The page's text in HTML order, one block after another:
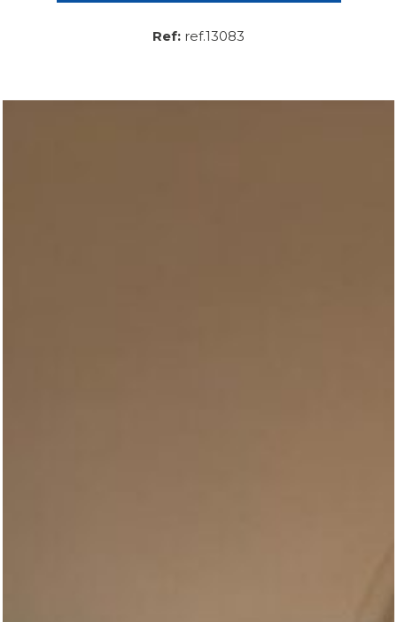
Ref: ref.13083